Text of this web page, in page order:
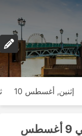
إثنين, أغسطس 10
لم يتم العثور على القطارات في 9 أغسطس